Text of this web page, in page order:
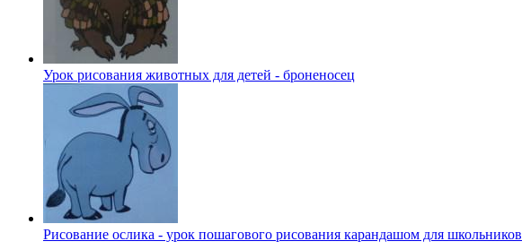
Урок рисования животных для детей - броненосец
Рисование ослика - урок пошагового рисования карандашом для школьников